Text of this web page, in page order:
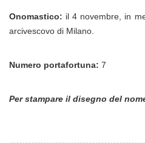
Onomastico: il 4 novembre, in
arcivescovo di Milano.
Numero portafortuna: 7
Per stampare il disegno del